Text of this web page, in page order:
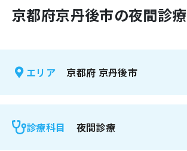
花粉症
感染症
京都府京丹後市の夜間診療
エリア 京都府 京丹後市
診療科目 夜間診療